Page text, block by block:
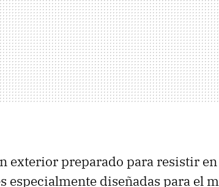
exterior preparado para resistir
especialmente diseñadas para el